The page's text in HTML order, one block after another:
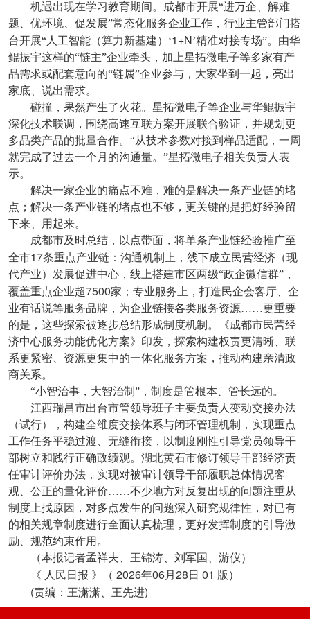
机遇出现在学习教育期间。成都市开展“进万企、解难
题、优环境、促发展”常态化服务企业工作，行业主管部门搭
台开展“人工智能（算力新基建）‘1+N’精准对接专场”。由华
鲲振宇这样的“链主”企业牵头，加上星拓微电子等多家有产
品需求或配套意向的“链属”企业参与，大家坐到一起，亮出
家底、说出需求。
碰撞，果然产生了火花。星拓微电子等企业与华鲲振宇
深化技术联调，围绕高速互联方案开展联合验证，并规划更
多品类产品的批量合作。“从技术参数对接到样品适配，一周
就完成了过去一个月的沟通量。”星拓微电子相关负责人表
示。
解决一家企业的痛点不难，难的是解决一条产业链的堵
点；解决一条产业链的堵点也不够，更关键的是把好经验留
下来、用起来。
成都市及时总结，以点带面，将单条产业链经验推广至
全市17条重点产业链：沟通机制上，线下成立民营经济（现
代产业）发展促进中心，线上搭建市区两级“政企微信群”，
覆盖重点企业超7500家；专业服务上，打造民企会客厅、企
业有话说等服务品牌，为企业链接各类服务资源……更重要
的是，这些探索被逐步总结形成制度机制。《成都市民营经
济中心服务功能优化方案》印发，探索构建权责更清晰、联
系更紧密、资源更集中的一体化服务方案，推动构建亲清政
商关系。
“小智治事，大智治制”，制度是管根本、管长远的。
江西瑞昌市出台市管领导班子主要负责人变动交接办法
（试行），构建全维度交接体系与闭环管理机制，实现重点
工作任务平稳过渡、无缝衔接，以制度刚性引导党员领导干
部树立和践行正确政绩观。湖北黄石市修订领导干部经济责
任审计评价办法，实现对被审计领导干部履职总体情况客
观、公正的量化评价……不少地方对反复出现的问题注重从
制度上找原因，对多点发生的问题深入研究规律性，对已有
的相关规章制度进行全面认真梳理，更好发挥制度的引导激
励、规范约束作用。
（本报记者孟祥夫、王锦涛、刘军国、游仪）
《 人民日报 》（ 2026年06月 28 日 01 版）
(责编：王潇潇、王先进)